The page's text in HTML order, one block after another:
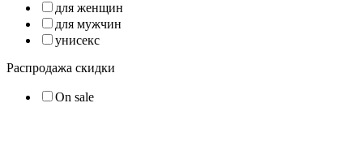
для женщин
для мужчин
унисекс
Распродажа скидки
On sale